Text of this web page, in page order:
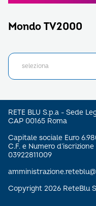
Mondo TV2000
RETE BLU S.p.a - Sede
CAP 00165 Roma
Capitale sociale Euro
C.F. e Numero
03922811009
Copyright 2026 ReteBlu